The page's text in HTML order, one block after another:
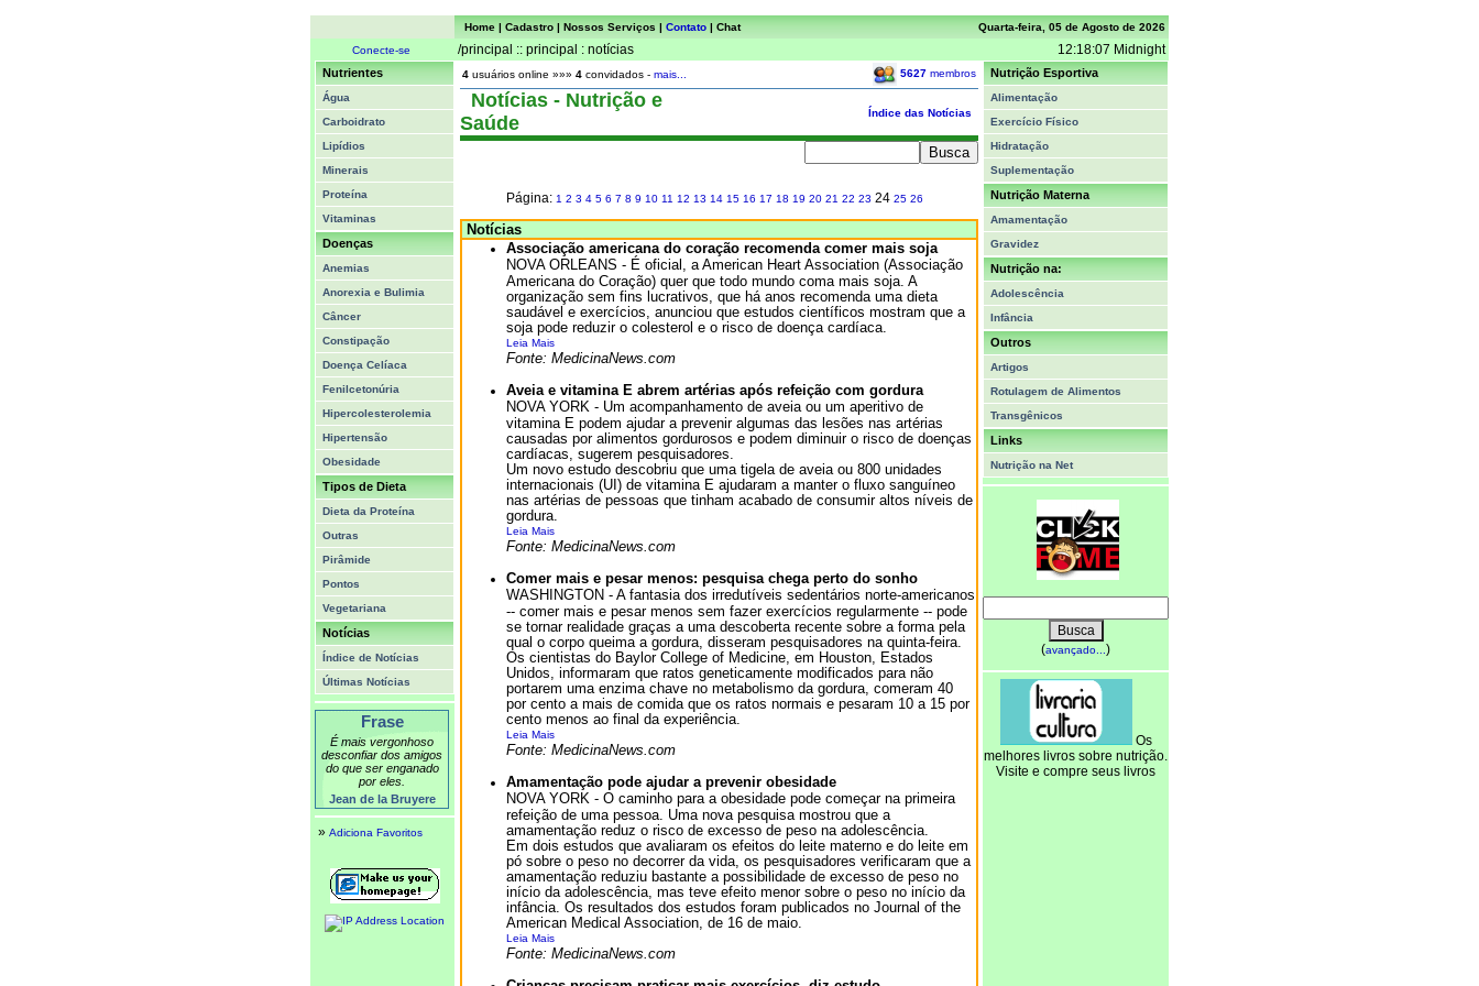
Home | Cadastro | Nossos Serviços | Contato | Chat
Quarta-feira, 05 de Agosto de 2026
Conecte-se
/principal :: principal : notícias 12:18:07 Midnight
Nutrientes
Água
Carboidrato
Lipídios
Minerais
Proteína
Vitaminas
Doenças
Anemias
Anorexia e Bulimia
Câncer
Constipação
Doença Celíaca
Fenilcetonúria
Hipercolesterolemia
Hipertensão
Obesidade
Tipos de Dieta
Dieta da Proteína
Outras
Pirâmide
Pontos
Vegetariana
Notícias
Índice de Notícias
Últimas Notícias
Frase
É mais vergonhoso
desconfiar dos amigos
do que ser enganado
por eles.
Jean de la Bruyere
» Adiciona Favoritos
4 usuários online »»» 4 convidados - mais... 5627 membros
Notícias - Nutrição e
Saúde
Índice das Notícias
Página: 1 2 3 4 5 6 7 8 9 10 11 12 13 14 15 16 17 18 19 20 21 22 23 24 25 26
Notícias
Associação americana do coração recomenda comer mais soja
NOVA ORLEANS - É oficial, a American Heart Association (Associação
Americana do Coração) quer que todo mundo coma mais soja. A
organização sem fins lucrativos, que há anos recomenda uma dieta
saudável e exercícios, anunciou que estudos científicos mostram que a
soja pode reduzir o colesterol e o risco de doença cardíaca.
Leia Mais
Fonte: MedicinaNews.com
Aveia e vitamina E abrem artérias após refeição com gordura
NOVA YORK - Um acompanhamento de aveia ou um aperitivo de
vitamina E podem ajudar a prevenir algumas das lesões nas artérias
causadas por alimentos gordurosos e podem diminuir o risco de doenças
cardíacas, sugerem pesquisadores.
Um novo estudo descobriu que uma tigela de aveia ou 800 unidades
internacionais (UI) de vitamina E ajudaram a manter o fluxo sanguíneo
nas artérias de pessoas que tinham acabado de consumir altos níveis de
gordura.
Leia Mais
Fonte: MedicinaNews.com
Comer mais e pesar menos: pesquisa chega perto do sonho
WASHINGTON - A fantasia dos irredutíveis sedentários norte-americanos
-- comer mais e pesar menos sem fazer exercícios regularmente -- pode
se tornar realidade graças a uma descoberta recente sobre a forma pela
qual o corpo queima a gordura, disseram pesquisadores na quinta-feira.
Os cientistas do Baylor College of Medicine, em Houston, Estados
Unidos, informaram que ratos geneticamente modificados para não
portarem uma enzima chave no metabolismo da gordura, comeram 40
por cento a mais de comida que os ratos normais e pesaram 10 a 15 por
cento menos ao final da experiência.
Leia Mais
Fonte: MedicinaNews.com
Amamentação pode ajudar a prevenir obesidade
NOVA YORK - O caminho para a obesidade pode começar na primeira
refeição de uma pessoa. Uma nova pesquisa mostrou que a
amamentação reduz o risco de excesso de peso na adolescência.
Em dois estudos que avaliaram os efeitos do leite materno e do leite em
pó sobre o peso no decorrer da vida, os pesquisadores verificaram que a
amamentação reduziu bastante a possibilidade de excesso de peso no
início da adolescência, mas teve efeito menor sobre o peso no início da
infância. Os resultados dos estudos foram publicados no Journal of the
American Medical Association, de 16 de maio.
Leia Mais
Fonte: MedicinaNews.com
Nutrição Esportiva
Alimentação
Exercício Físico
Hidratação
Suplementação
Nutrição Materna
Amamentação
Gravidez
Nutrição na:
Adolescência
Infância
Outros
Artigos
Rotulagem de Alimentos
Transgênicos
Links
Nutrição na Net
(avançado... )
Os
melhores livros sobre nutrição.
Visite e compre seus livros